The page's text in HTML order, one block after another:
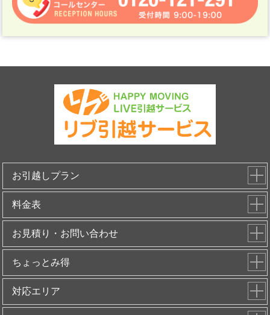
お引越しプラン
料金表
お見積り・お問い合わせ
ちょっとみ得
対応エリア